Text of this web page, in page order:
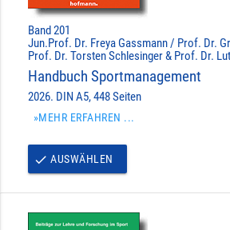
Band 201
Jun.Prof. Dr. Freya Gassmann / Prof. Dr.
Prof. Dr. Torsten Schlesinger & Prof. Dr.
Handbuch Sportmanagement
2026. DIN A5, 448 Seiten
»MEHR ERFAHREN ...
done AUSWÄHLEN